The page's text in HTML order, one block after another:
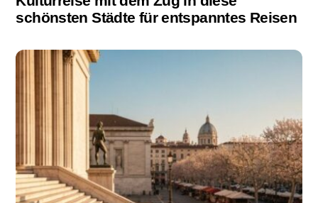
schönsten Städte für entspanntes Reisen